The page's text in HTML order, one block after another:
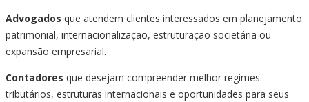
Advogados que atendem clientes interessados em planejamento
patrimonial, internacionalização, estruturação societária ou
expansão empresarial.
Contadores que desejam compreender melhor regimes
tributários, estruturas internacionais e oportunidades para seus